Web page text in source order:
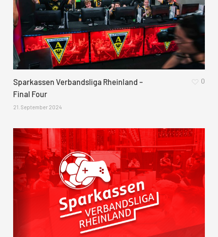
Sparkassen Verbandsliga Rheinland –
Final Four
21. September 2024
0